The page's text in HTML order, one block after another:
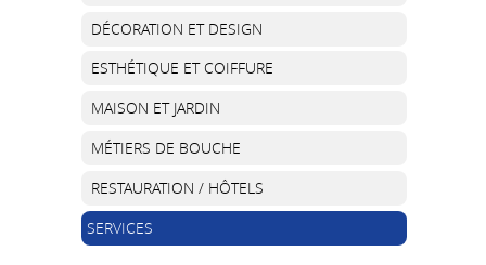
DÉCORATION ET DESIGN
ESTHÉTIQUE ET COIFFURE
MAISON ET JARDIN
MÉTIERS DE BOUCHE
RESTAURATION / HÔTELS
SERVICES